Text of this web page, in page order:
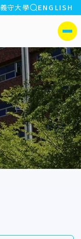
:::
義守大學 全站搜索
ENGLISH
側選單